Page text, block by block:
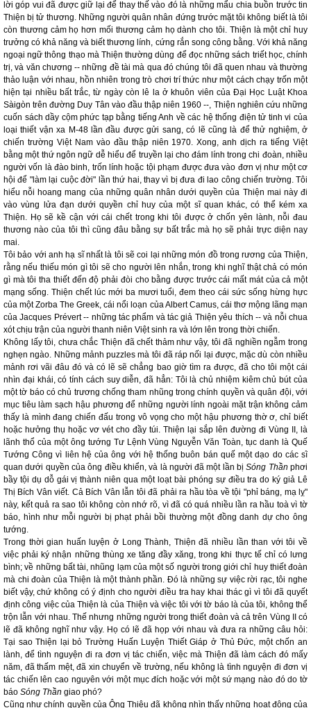
lời góp vui đã được giữ lại để thay thế vào đó là những mẩu chia buồn trước tin
Thiện bị tử thương. Những người quân nhân đứng trước mặt tôi không biết là tôi
còn thương cảm họ hơn mối thương cảm họ dành cho tôi. Thiện là một chỉ huy
trưởng có khả năng và biết thương lính, cứng rắn song công bằng. Với khả năng
ngoại ngữ thông thạo mà Thiện thường dùng để đọc những sách triết học, chính
trị, và văn chương -- những đề tài mà qua đó chúng tôi đã quen nhau và thường
thảo luận với nhau, hồn nhiên trong trò chơi trí thức như một cách chạy trốn một
hiện tại nhiều bất trắc, từ ngày còn lê la ở khuôn viên của Đại Học Luật Khoa
Sàigòn trên đường Duy Tân vào đầu thập niên 1960 --, Thiện nghiên cứu những
cuốn sách dầy cộm phức tạp bằng tiếng Anh về các hệ thống điện tử tinh vi của
loại thiết vận xa M-48 lần đầu được gửi sang, có lẽ cũng là để thử nghiệm, ở
chiến trường Việt Nam vào đầu thập niên 1970. Xong, anh dịch ra tiếng Việt
bằng một thứ ngôn ngữ dễ hiểu để truyền lại cho đám lính trong chi đoàn, nhiều
người vốn là đào binh, trốn lính hoặc tội phạm được đưa vào đơn vị như một cơ
hội để "làm lại cuộc đời" lần thứ hai, thay vì bị đưa đi lao công chiến trường. Tôi
hiểu nỗi hoang mang của những quân nhân dưới quyền của Thiện mai này đi
vào vùng lửa đạn dưới quyền chỉ huy của một sĩ quan khác, có thể kém xa
Thiện. Họ sẽ kề cận với cái chết trong khi tôi được ở chốn yên lành, nỗi đau
thương nào của tôi thì cũng đâu bằng sự bất trắc mà họ sẽ phải trực diện nay
mai.
Tôi bảo với anh hạ sĩ nhất là tôi sẽ coi lại những món đồ trong rương của Thiện,
rằng nếu thiếu món gì tôi sẽ cho người lên nhắn, trong khi nghĩ thật chả có món
gì mà tôi tha thiết đến độ phải đòi cho bằng được trước cái mất mát của cả một
mạng sống. Thiện chết lúc mới ba mươi tuổi, đem theo cái sức sống hừng hực
của một Zorba The Greek, cái nổi loạn của Albert Camus, cái thơ mộng lãng mạn
của Jacques Prévert -- những tác phẩm và tác giả Thiện yêu thích -- và nỗi chua
xót chịu trận của người thanh niên Việt sinh ra và lớn lên trong thời chiến.
Không lấy tôi, chưa chắc Thiện đã chết thảm như vậy, tôi đã nghiền ngẫm trong
nghẹn ngào. Những mảnh puzzles mà tôi đã ráp nối lại được, mặc dù còn nhiều
mảnh rơi vãi đâu đó và có lẽ sẽ chẳng bao giờ tìm ra được, đã cho tôi một cái
nhìn đại khái, có tính cách suy diễn, đã hẳn: Tôi là chủ nhiệm kiêm chủ bút của
một tờ báo có chủ trương chống tham nhũng trong chính quyền và quân đội, với
mục tiêu làm sạch hậu phương để những người lính ngoài mặt trận không cảm
thấy là mình đang chiến đấu trong vô vọng cho một hậu phương thờ ơ, chỉ biết
hoặc hưởng thụ hoặc vơ vét cho đầy túi. Thiện lại sắp lên đường đi Vùng II, là
lãnh thổ của một ông tướng Tư Lệnh Vùng Nguyễn Văn Toàn, tục danh là Quế
Tướng Công vì liên hệ của ông với hệ thống buôn bán quế một dạo do các sĩ
quan dưới quyền của ông điều khiển, và là người đã một lần bịSóng Thần phơi
bầy tội dụ dỗ gái vị thành niên qua một loạt bài phóng sự điều tra do ký giả Lê
Thị Bích Vân viết. Cả Bích Vân lẫn tôi đã phải ra hầu tòa về tội "phỉ báng, mạ lỵ"
này, kết quả ra sao tôi không còn nhớ rõ, vì đã có quá nhiều lần ra hầu toà vì tờ
báo, hình như mỗi người bị phạt phải bồi thường một đồng danh dự cho ông
tướng.
Trong thời gian huấn luyện ở Long Thành, Thiện đã nhiều lần than với tôi về
việc phải ký nhận những thùng xe tăng đầy xăng, trong khi thực tế chỉ có lưng
bình; về những bất tài, nhũng lạm của một số người trong giới chỉ huy thiết đoàn
mà chi đoàn của Thiện là một thành phần. Đó là những sự việc rời rạc, tôi nghe
biết vậy, chứ không có ý định cho người điều tra hay khai thác gì vì tôi đã quyết
định công việc của Thiện là của Thiện và việc tôi với tờ báo là của tôi, không thể
trộn lẫn với nhau. Thế nhưng những người trong thiết đoàn và cả trên Vùng II có
lẽ đã không nghĩ như vậy. Họ có lẽ đã họp với nhau và đưa ra những câu hỏi:
Tại sao Thiện lại bỏ Trường Huấn Luyện Thiết Giáp ở Thủ Đức, một chốn an
lành, để tình nguyện đi ra đơn vị tác chiến, việc mà Thiện đã làm cách đó mấy
năm, đã thấm mệt, đã xin chuyển về trường, nếu không là tình nguyện đi đơn vị
tác chiến lên cao nguyên với một mục đích hoặc với một sứ mạng nào đó do tờ
báo Sóng Thần giao phó?
Cũng như chính quyền của Ông Thiệu đã không nhìn thấy những hoạt động của